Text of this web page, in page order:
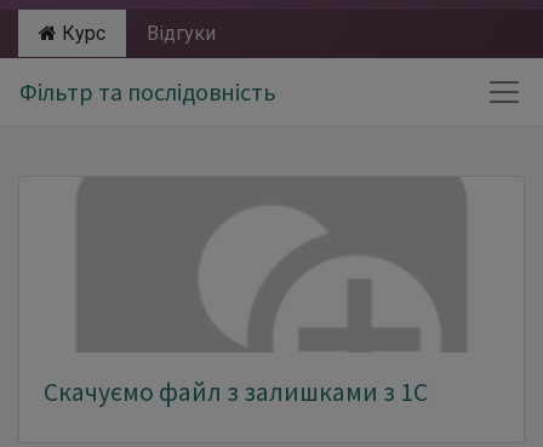
Курс Відгуки
Фільтр та послідовність
Скачуємо файл з залишками з 1С